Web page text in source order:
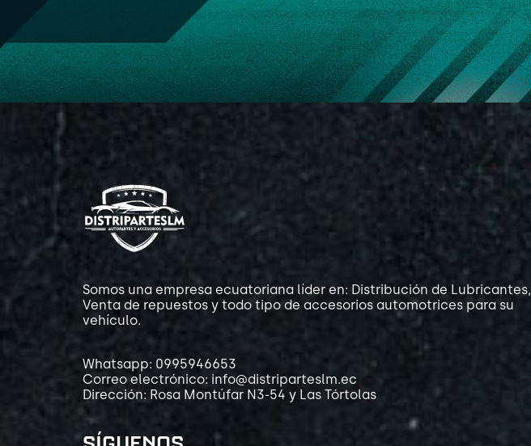
Somos una empresa ecuatoriana líder en: Distribución de Lubricantes,
Venta de repuestos y todo tipo de accesorios automotrices para su
vehículo.
Whatsapp: 0995946653
Correo electrónico: info@distriparteslm.ec
Dirección: Rosa Montúfar N3-54 y Las Tórtolas